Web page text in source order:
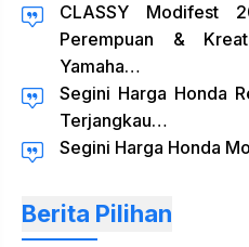
CLASSY Modifest
Perempuan &
Yamaha…
Segini Harga Honda
Terjangkau…
Segini Harga Honda
Berita Pilihan